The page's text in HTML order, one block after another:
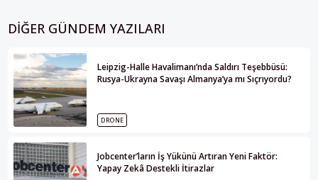
DIĞER GÜNDEM YAZILARI
Leipzig-Halle Havalimanı’nda Saldırı Teşebbüsü:
Rusya-Ukrayna Savaşı Almanya’ya mı Sıçrıyordu?
DRONE
Jobcenter’ların İş Yükünü Artıran Yeni Faktör:
Yapay Zekâ Destekli İtirazlar